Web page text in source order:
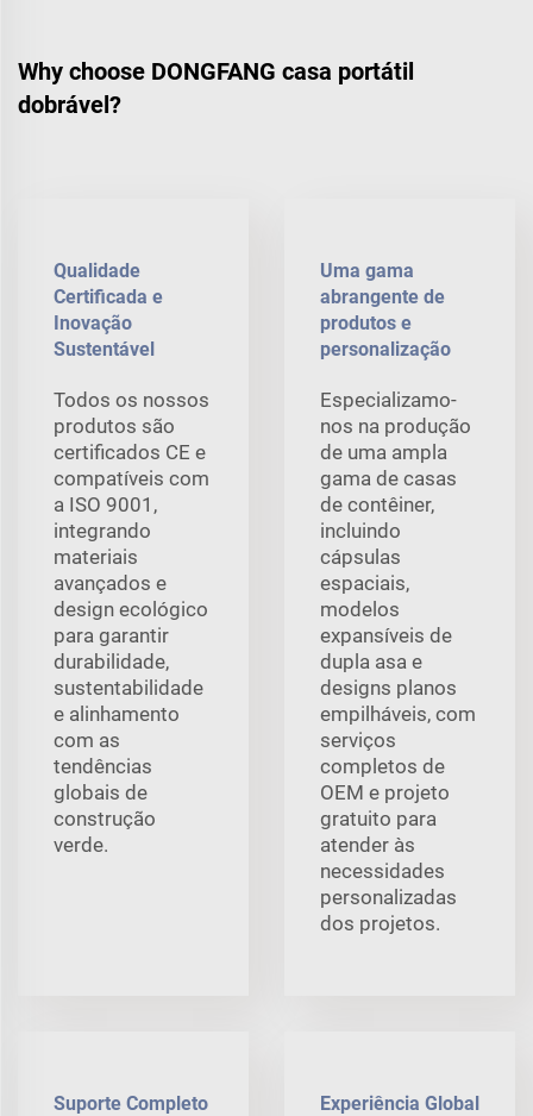
Why choose DONGFANG casa portátil
dobrável?
Qualidade
Certificada e
Inovação
Sustentável
Todos os nossos
produtos são
certificados CE e
compatíveis com
a ISO 9001,
integrando
materiais
avançados e
design ecológico
para garantir
durabilidade,
sustentabilidade
e alinhamento
com as
tendências
globais de
construção
verde.
Uma gama
abrangente de
produtos e
personalização
Especializamo-
nos na produção
de uma ampla
gama de casas
de contêiner,
incluindo
cápsulas
espaciais,
modelos
expansíveis de
dupla asa e
designs planos
empilháveis, com
serviços
completos de
OEM e projeto
gratuito para
atender às
necessidades
personalizadas
dos projetos.
Suporte Completo
Experiência Global